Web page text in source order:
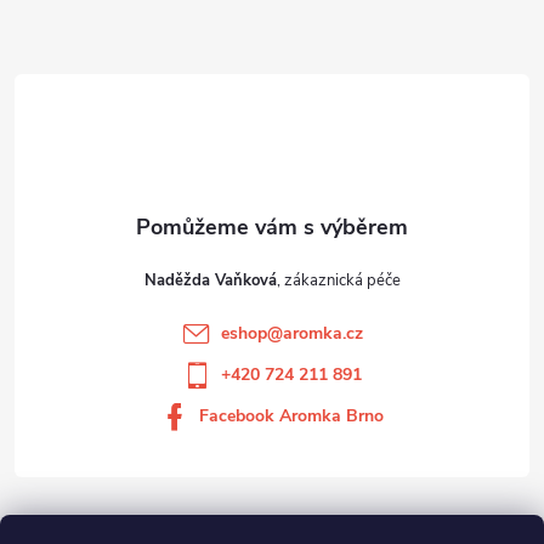
Vše o nákupu
Naděžda Vaňková
eshop@aromka.cz
+420 724 211 891
Facebook Aromka Brno